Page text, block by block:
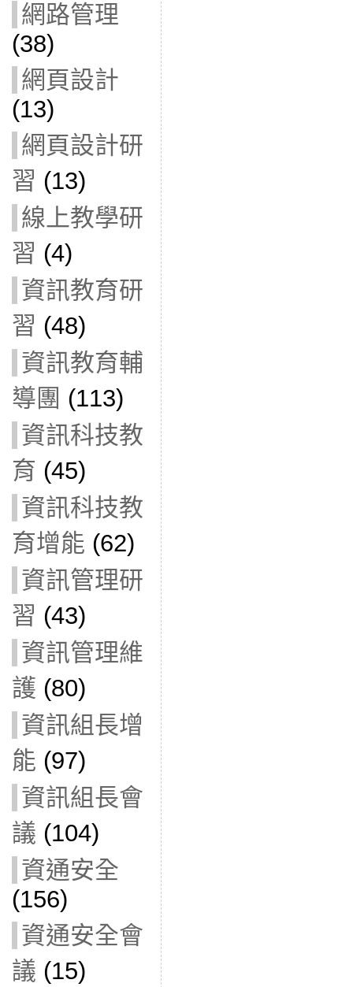
網路管理
(38)
網頁設計
(13)
網頁設計研
習 (13)
線上教學研
習 (4)
資訊教育研
習 (48)
資訊教育輔
導團 (113)
資訊科技教
育 (45)
資訊科技教
育增能 (62)
資訊管理研
習 (43)
資訊管理維
護 (80)
資訊組長增
能 (97)
資訊組長會
議 (104)
資通安全
(156)
資通安全會
議 (15)